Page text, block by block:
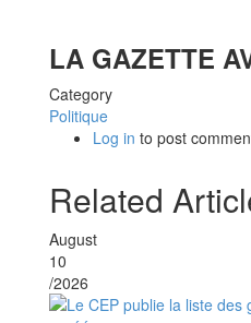
LA GAZETTE
Category
Politique
Log in to post
Related
August
10
/2026